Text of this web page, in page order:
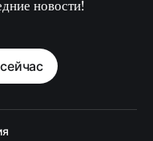
новости!